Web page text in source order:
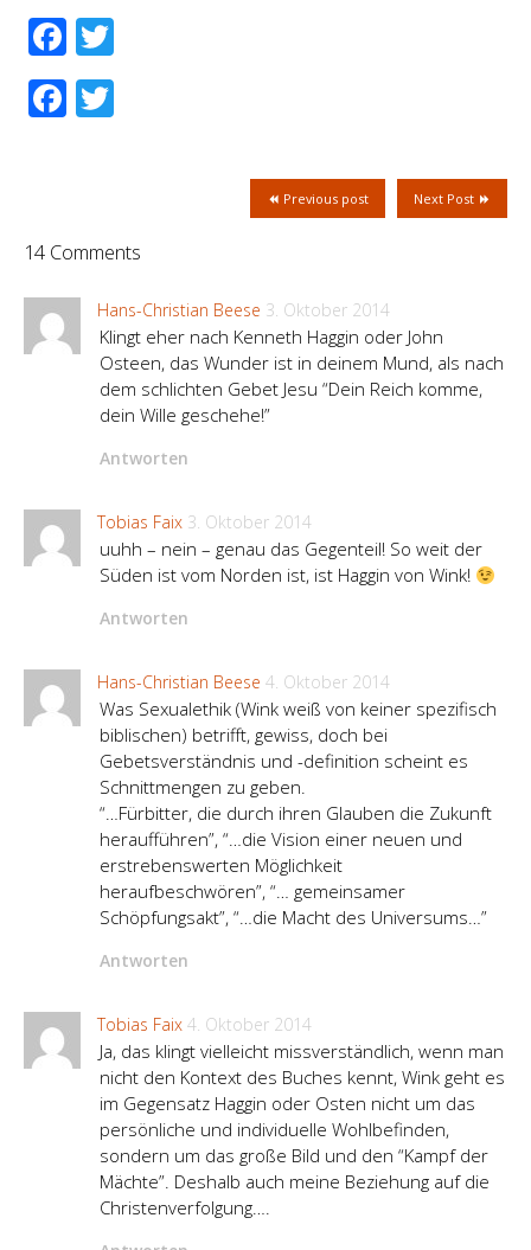
Facebook
Facebook
Next Post
Previous post
14 Comments
Hans-Christian Beese 3. Oktober 2014
Klingt eher nach Kenneth Haggin oder John
Osteen, das Wunder ist in deinem Mund, als nach
dem schlichten Gebet Jesu “Dein Reich komme,
dein Wille geschehe!”
Antworten
Tobias Faix 3. Oktober 2014
uuhh – nein – genau das Gegenteil! So weit der
Süden ist vom Norden ist, ist Haggin von Wink!
Antworten
Hans-Christian Beese 4. Oktober 2014
Was Sexualethik (Wink weiß von keiner spezifisch
biblischen) betrifft, gewiss, doch bei
Gebetsverständnis und -definition scheint es
Schnittmengen zu geben.
“…Fürbitter, die durch ihren Glauben die Zukunft
heraufführen”, “…die Vision einer neuen und
erstrebenswerten Möglichkeit
heraufbeschwören”, “… gemeinsamer
Schöpfungsakt”, “…die Macht des Universums…”
Antworten
Tobias Faix 4. Oktober 2014
Ja, das klingt vielleicht missverständlich, wenn man
nicht den Kontext des Buches kennt, Wink geht es
im Gegensatz Haggin oder Osten nicht um das
persönliche und individuelle Wohlbefinden,
sondern um das große Bild und den “Kampf der
Mächte”. Deshalb auch meine Beziehung auf die
Christenverfolgung….